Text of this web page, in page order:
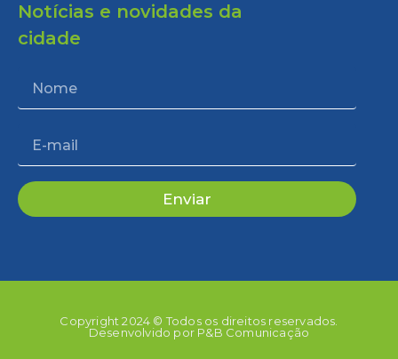
Notícias e novidades da
cidade
Enviar
Copyright 2024 © Todos os direitos reservados.
Desenvolvido por P&B Comunicação